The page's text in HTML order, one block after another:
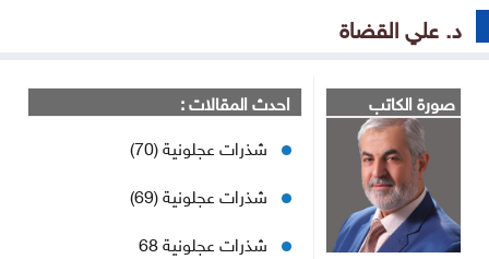
د. علي القضاة
صورة الكاتب
احدث المقالات :
شذرات عجلونية (70)
شذرات عجلونية (69)
شذرات عجلونية 68